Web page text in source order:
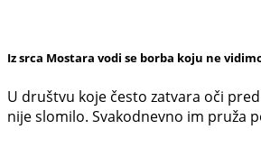
Iz srca Mostara vodi se borba koju ne
U društvu koje često zatvara oči
nije slomilo. Svakodnevno im pruža